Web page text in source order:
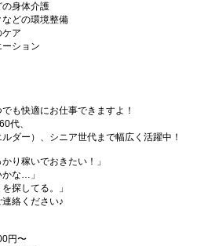
の身体介護
などの環境整備
ケア
ーション
も快適にお仕事できますよ！
代、
ダー）、シニア世代まで幅広く活躍中！
り稼いでおきたい！」
かな…」
探してる。」
絡ください♪
円〜